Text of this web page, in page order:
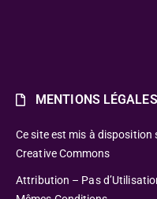
MENTIONS LÉGALES
Ce site est mis à disposition
Creative Commons
Attribution – Pas